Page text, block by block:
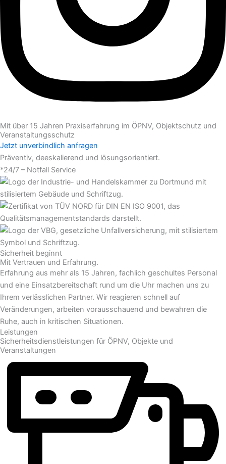
Mit über 15 Jahren Praxiserfahrung im ÖPNV, Objektschutz und
Veranstaltungsschutz
Jetzt unverbindlich anfragen
Präventiv, deeskalierend und lösungsorientiert.
*24/7 – Notfall Service
Sicherheit beginnt
Mit Vertrauen und Erfahrung.
Erfahrung aus mehr als 15 Jahren, fachlich geschultes Personal
und eine Einsatzbereitschaft rund um die Uhr machen uns zu
Ihrem verlässlichen Partner. Wir reagieren schnell auf
Veränderungen, arbeiten vorausschauend und bewahren die
Ruhe, auch in kritischen Situationen.
Leistungen
Sicherheits­dienstleistungen für ÖPNV, Objekte und
Veranstaltungen